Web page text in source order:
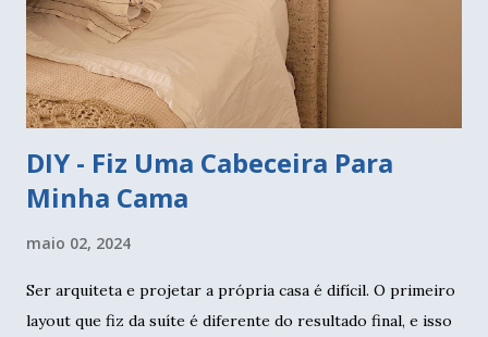
com aqueles azulejinhos decorados que tanto fazem
sucesso hoje? Pois então, você pode colocar revestimento
apenas nas paredes do box, assim elas estarão protegi...
DIY - Fiz Uma Cabeceira Para
Minha Cama
maio 02, 2024
Ser arquiteta e projetar a própria casa é difícil. O primeiro
layout que fiz da suíte é diferente do resultado final, e isso